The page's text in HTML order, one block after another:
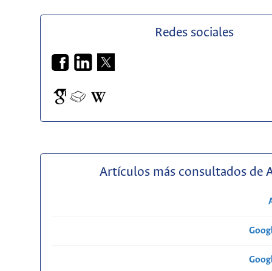
Redes sociales
Artículos más consultados de